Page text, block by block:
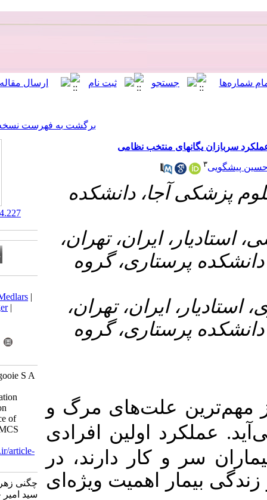
برگشت به فهرست نسخه ها
نظامی
دانشکده
تهران،
گروه
تهران،
گروه
های مرگ و
افرادی
دارند، در
ویژه ای
BibTeX
EndNote
ProCite
Reference Manager |
Zotero
Chegeni Z, Aliyari S, Pishgooie S A
Cardiopulmonary Resuscitation
Training, by the Presentation
Method, on the Performance of
Soldiers in Military Units. MCS
2017; 4 (4) :227-235
URL:http://mcs.ajaums.ac.ir/article-
1-188-fa.html
چگنی زهرا، علیاری شهلا، پیشگویی
سید امیر حسین. تاثیر آموزش احیای